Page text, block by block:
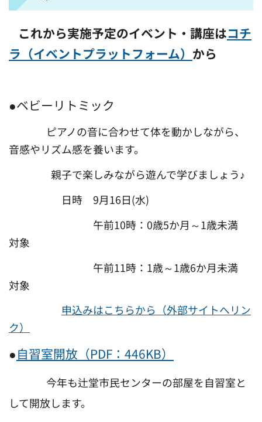
これから実施予定のイベント・講座はコチ
ラ（イベントプラットフォーム） から
●ベビーリトミック
ピアノの音に合わせて体を動かしながら、
音感やリズム感を養います。
親子で楽しみながら遊んで学びましょう♪
日時 9月16日(水)
午前10時：0歳5か月～1歳未満
対象
午前11時：1歳～1歳6か月未満
対象
申込みはこちらから（外部サイトへリン
ク）
●自習室開放（PDF：446KB）
今年も辻堂市民センターの部屋を自習室と
して開放します。